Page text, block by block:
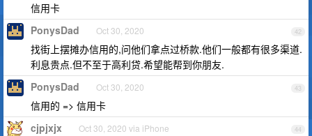
信用卡
42
PonysDad Oct 30, 2020
找街上摆摊办信用的,问他们拿点过桥款.他们一般都有很多渠道.
利息贵点.但不至于高利贷.希望能帮到你朋友.
43
PonysDad Oct 30, 2020
信用的 => 信用卡
44
cjpjxjx Oct 30, 2020 via iPhone